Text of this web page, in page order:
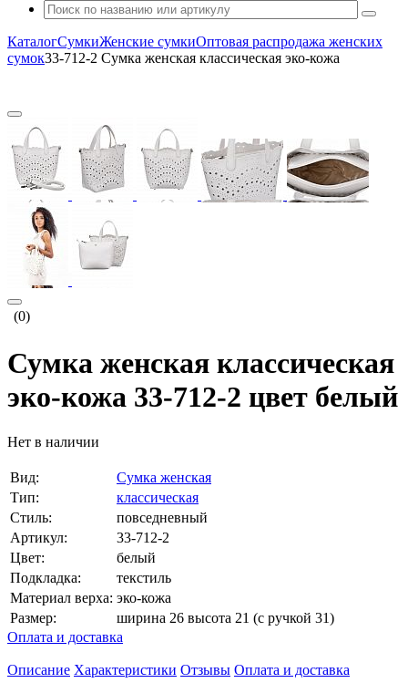
КаталогСумкиЖенские сумкиОптовая распродажа женских
сумок33-712-2 Сумка женская классическая эко-кожа
(0)
Сумка женская классическая
эко-кожа 33-712-2 цвет белый
Нет в наличии
Вид:
Сумка женская
Тип:
классическая
Стиль:
повседневный
Артикул:
33-712-2
Цвет:
белый
Подкладка:
текстиль
Материал верха: эко-кожа
Размер:
ширина 26 высота 21 (с ручкой 31)
Оплата и доставка
Описание Характеристики Отзывы Оплата и доставка